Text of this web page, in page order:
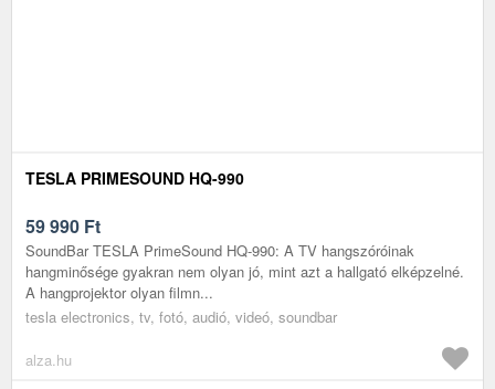
TESLA PRIMESOUND HQ-990
59 990 Ft
SoundBar TESLA PrimeSound HQ-990: A TV hangszóróinak
hangminősége gyakran nem olyan jó, mint azt a hallgató elképzelné.
A hangprojektor olyan filmn...
tesla electronics, tv, fotó, audió, videó, soundbar
alza.hu